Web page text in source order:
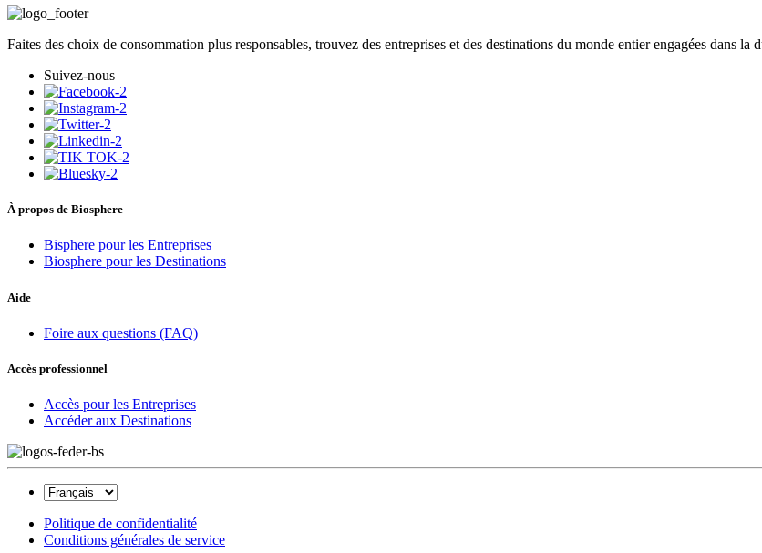
Faites des choix de consommation plus responsables, trouvez des entreprises et des destinations du monde entier engagées dans la
Suivez-nous
À propos de Biosphere
Bisphere pour les Entreprises
Biosphere pour les Destinations
Aide
Foire aux questions (FAQ)
Accès professionnel
Accès pour les Entreprises
Accéder aux Destinations
Politique de confidentialité
Conditions générales de service